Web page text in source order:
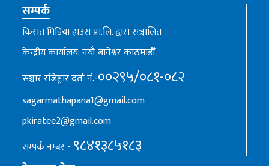
सम्पर्क
किरात मिडिया हाउस प्रा.लि. द्वारा सञ्चालित
केन्द्रीय कार्यालय: नयाँ बानेश्वर काठमाडौँ
सञ्चार रजिष्ट्रार दर्ता नं.-००२९५/०८१-०८२
sagarmathapana1@gmail.com
pkiratee2@gmail.com
सम्पर्क नम्बर - ९८४१३८५१८३